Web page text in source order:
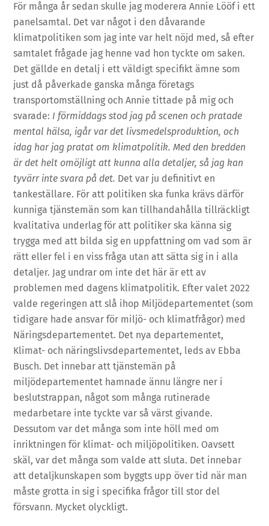
För många år sedan skulle jag moderera Annie Lööf i ett
panelsamtal. Det var något i den dåvarande
klimatpolitiken som jag inte var helt nöjd med, så efter
samtalet frågade jag henne vad hon tyckte om saken.
Det gällde en detalj i ett väldigt specifikt ämne som
just då påverkade ganska många företags
transportomställning och Annie tittade på mig och
svarade: I förmiddags stod jag på scenen och pratade
mental hälsa, igår var det livsmedelsproduktion, och
idag har jag pratat om klimatpolitik. Med den bredden
är det helt omöjligt att kunna alla detaljer, så jag kan
tyvärr inte svara på det. Det var ju definitivt en
tankeställare. För att politiken ska funka krävs därför
kunniga tjänstemän som kan tillhandahålla tillräckligt
kvalitativa underlag för att politiker ska känna sig
trygga med att bilda sig en uppfattning om vad som är
rätt eller fel i en viss fråga utan att sätta sig in i alla
detaljer. Jag undrar om inte det här är ett av
problemen med dagens klimatpolitik. Efter valet 2022
valde regeringen att slå ihop Miljödepartementet (som
tidigare hade ansvar för miljö- och klimatfrågor) med
Näringsdepartementet. Det nya departementet,
Klimat- och näringslivsdepartementet, leds av Ebba
Busch. Det innebar att tjänstemän på
miljödepartementet hamnade ännu längre ner i
beslutstrappan, något som många rutinerade
medarbetare inte tyckte var så värst givande.
Dessutom var det många som inte höll med om
inriktningen för klimat- och miljöpolitiken. Oavsett
skäl, var det många som valde att sluta. Det innebar
att detaljkunskapen som byggts upp över tid när man
måste grotta in sig i specifika frågor till stor del
försvann. Mycket olyckligt.